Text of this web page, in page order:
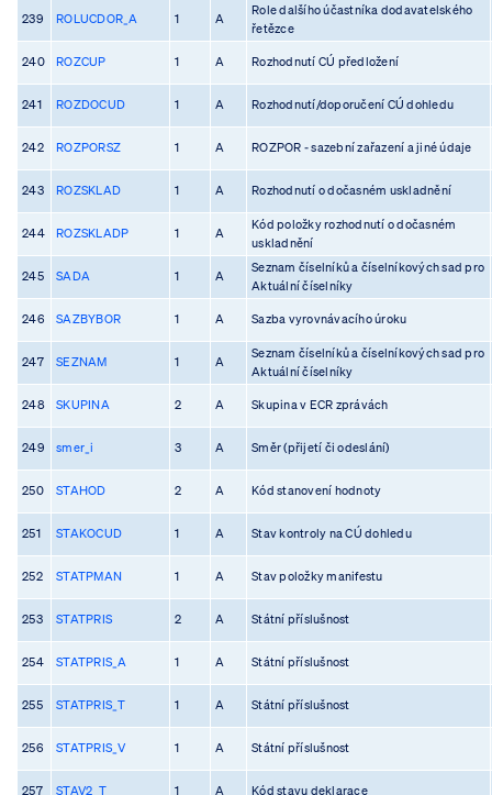
239 ROLUCDOR_A 1 A
Role dalšího účastníka dodavatelského
řetězce
240 ROZCUP 1 A Rozhodnutí CÚ předložení
241 ROZDOCUD 1 A Rozhodnutí/doporučení CÚ dohledu
242 ROZPORSZ 1 A ROZPOR - sazební zařazení a jiné údaje
243 ROZSKLAD 1 A Rozhodnutí o dočasném uskladnění
244 ROZSKLADP 1 A
Kód položky rozhodnutí o dočasném
uskladnění
245 SADA 1 A
Seznam číselníků a číselníkových sad pro
Aktuální číselníky
246 SAZBYBOR 1 A Sazba vyrovnávacího úroku
247 SEZNAM 1 A
Seznam číselníků a číselníkových sad pro
Aktuální číselníky
248 SKUPINA 2 A Skupina v ECR zprávách
249 smer_i 3 A Směr (přijetí či odeslání)
250 STAHOD 2 A Kód stanovení hodnoty
251 STAKOCUD 1 A Stav kontroly na CÚ dohledu
252 STATPMAN 1 A Stav položky manifestu
253 STATPRIS 2 A Státní příslušnost
254 STATPRIS_A 1 A Státní příslušnost
255 STATPRIS_T 1 A Státní příslušnost
256 STATPRIS_V 1 A Státní příslušnost
257 STAV2_T 1 A Kód stavu deklarace